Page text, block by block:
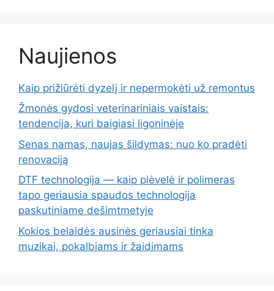
Naujienos
Kaip prižiūrėti dyzelį ir nepermokėti už remontus
Žmonės gydosi veterinariniais vaistais:
tendencija, kuri baigiasi ligoninėje
Senas namas, naujas šildymas: nuo ko pradėti
renovaciją
DTF technologija — kaip plėvelė ir polimeras
tapo geriausia spaudos technologija
paskutiniame dešimtmetyje
Kokios belaidės ausinės geriausiai tinka
muzikai, pokalbiams ir žaidimams